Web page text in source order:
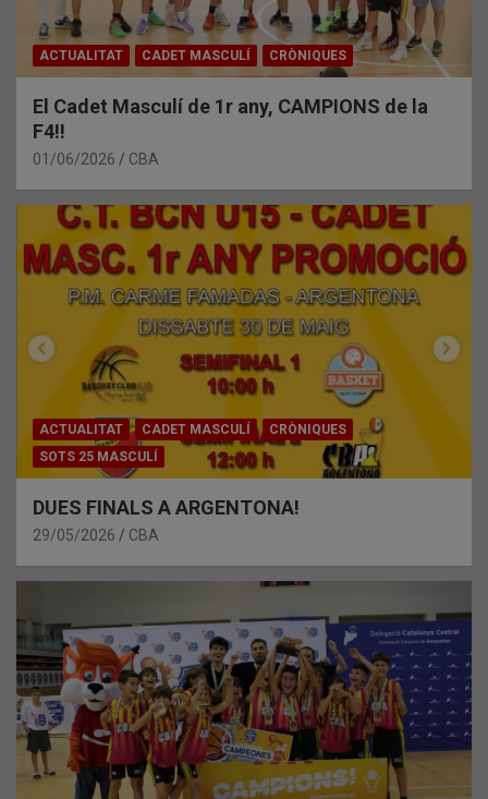
ACTUALITAT CADET MASCULÍ CRÒNIQUES
El Cadet Masculí de 1r any, CAMPIONS de la
F4!!
01/06/2026 CBA
ACTUALITAT CADET MASCULÍ
CRÒNIQUES
SOTS 25 MASCULÍ
DUES FINALS A ARGENTONA!
29/05/2026 CBA